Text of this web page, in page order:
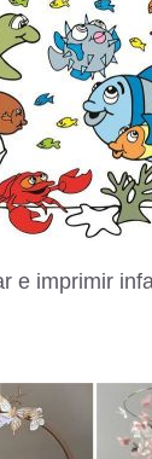
e imprimir